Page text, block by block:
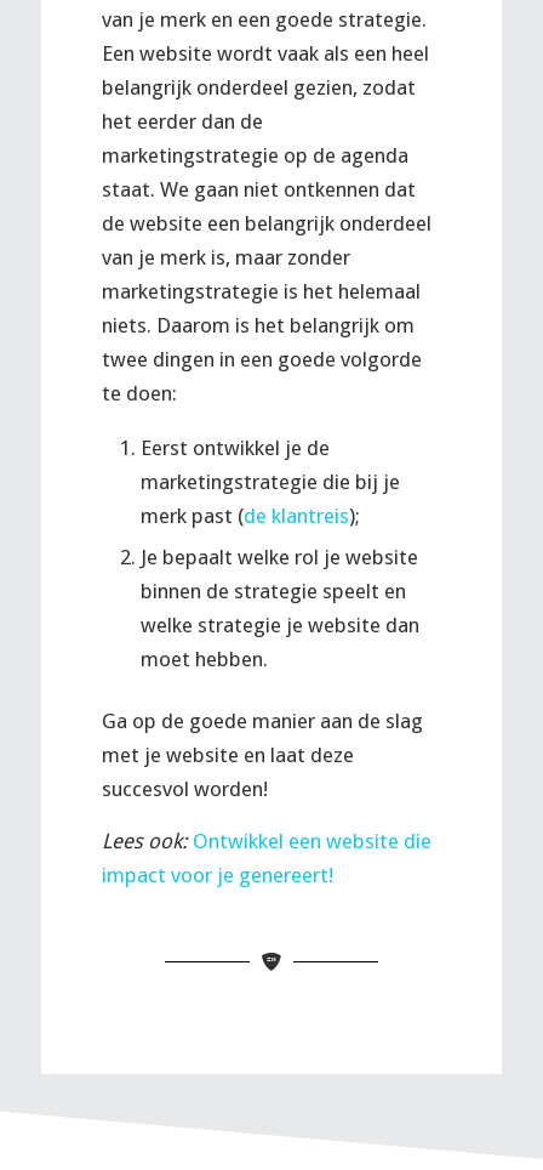
van je merk en een goede strategie.
Een website wordt vaak als een heel
belangrijk onderdeel gezien, zodat
het eerder dan de
marketingstrategie op de agenda
staat. We gaan niet ontkennen dat
de website een belangrijk onderdeel
van je merk is, maar zonder
marketingstrategie is het helemaal
niets. Daarom is het belangrijk om
twee dingen in een goede volgorde
te doen:
Eerst ontwikkel je de
marketingstrategie die bij je
merk past (de klantreis);
Je bepaalt welke rol je website
binnen de strategie speelt en
welke strategie je website dan
moet hebben.
Ga op de goede manier aan de slag
met je website en laat deze
succesvol worden!
Lees ook: Ontwikkel een website die
impact voor je genereert!